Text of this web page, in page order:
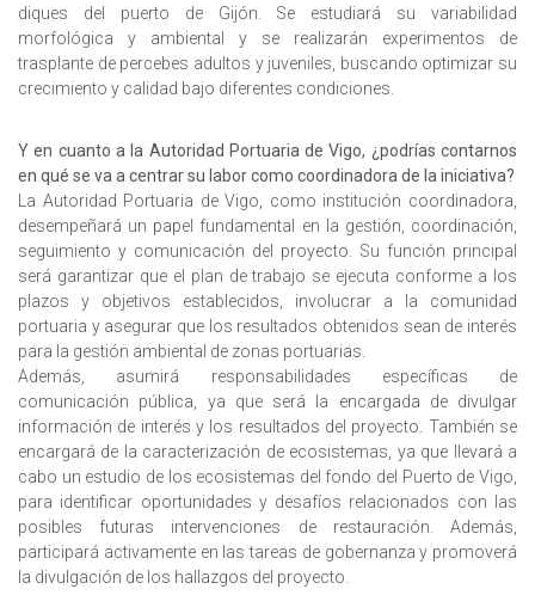
diques del puerto de Gijón. Se estudiará su variabilidad
morfológica y ambiental y se realizarán experimentos de
trasplante de percebes adultos y juveniles, buscando optimizar su
crecimiento y calidad bajo diferentes condiciones.
Y en cuanto a la Autoridad Portuaria de Vigo, ¿podrías contarnos
en qué se va a centrar su labor como coordinadora de la iniciativa?
La Autoridad Portuaria de Vigo, como institución coordinadora,
desempeñará un papel fundamental en la gestión, coordinación,
seguimiento y comunicación del proyecto. Su función principal
será garantizar que el plan de trabajo se ejecuta conforme a los
plazos y objetivos establecidos, involucrar a la comunidad
portuaria y asegurar que los resultados obtenidos sean de interés
para la gestión ambiental de zonas portuarias.
Además, asumirá responsabilidades específicas de
comunicación pública, ya que será la encargada de divulgar
información de interés y los resultados del proyecto. También se
encargará de la caracterización de ecosistemas, ya que llevará a
cabo un estudio de los ecosistemas del fondo del Puerto de Vigo,
para identificar oportunidades y desafíos relacionados con las
posibles futuras intervenciones de restauración. Además,
participará activamente en las tareas de gobernanza y promoverá
la divulgación de los hallazgos del proyecto.